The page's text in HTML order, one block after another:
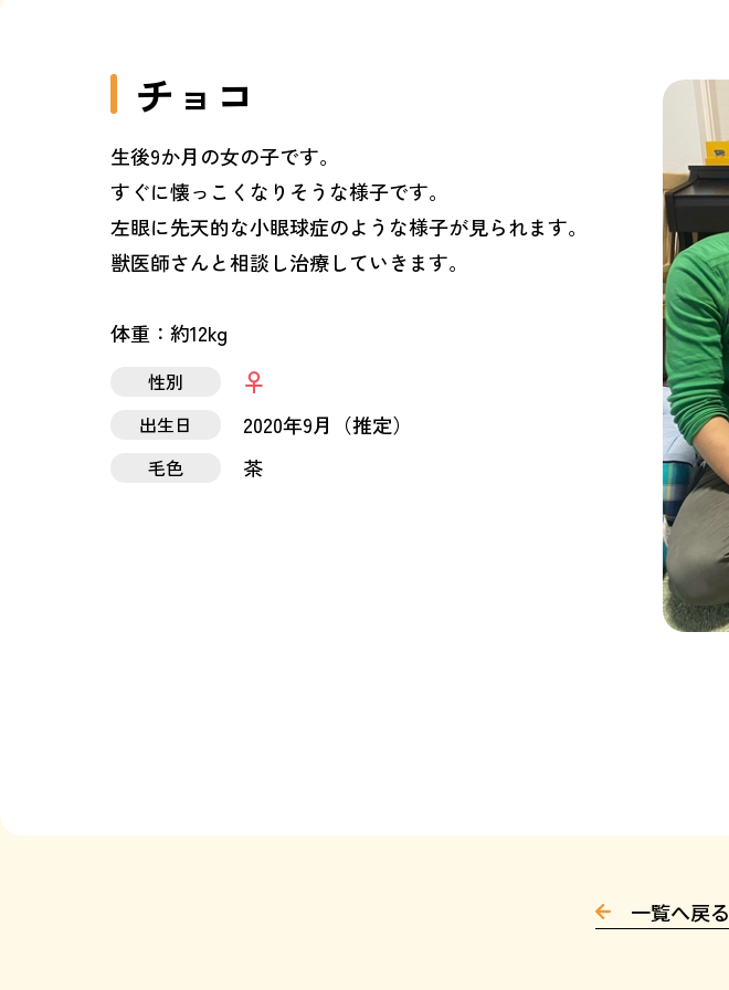
チョコ
生後9か月の女の子です。
すぐに懐っこくなりそうな様子です。
左眼に先天的な小眼球症のような様子が見られます。
獣医師さんと相談し治療していきます。
体重：約12kg
性別
出生日
2020年9月（推定）
毛色 茶
一覧へ戻る